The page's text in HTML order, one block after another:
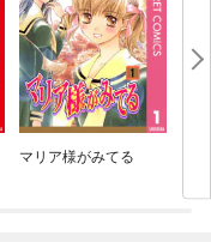
マリア様がみてる